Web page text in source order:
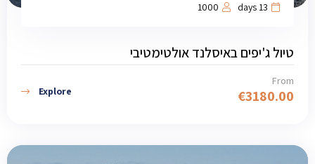
13 days
1000
טיול ג'יפים באיסלנד אולטימטיבי
From
€3180.00
Explore